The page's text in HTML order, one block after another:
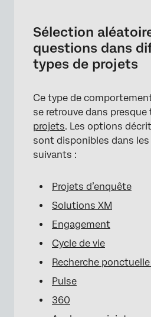
Sélection
questions dans
types de projets
Ce type de
se retrouve dans presque
projets. Les options
sont disponibles dans
suivants :
Projets d’enquête
Solutions XM
Engagement
Cycle de vie
Recherche
Pulse
360